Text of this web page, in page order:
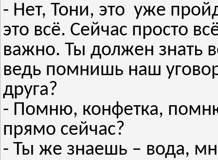
- Нет, Тони, это уже
это всё. Сейчас просто
важно. Ты должен знать
ведь помнишь наш
друга?
- Помню, конфетка,
прямо сейчас?
- Ты же знаешь – вода,